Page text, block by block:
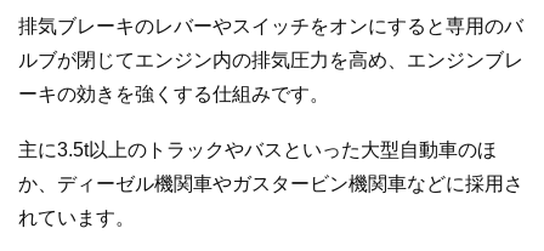
排気ブレーキのレバーやスイッチをオンにすると専用のバ
ルブが閉じてエンジン内の排気圧力を高め、エンジンブレ
ーキの効きを強くする仕組みです。
主に3.5t以上のトラックやバスといった大型自動車のほ
か、ディーゼル機関車やガスタービン機関車などに採用さ
れています。